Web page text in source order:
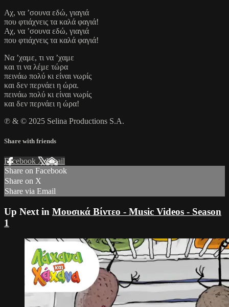
Αχ, να ’σουνα εδώ, γιαγιά
που φτιάχνεις τα καλά φαγιά!
Αχ, να ’σουνα εδώ, γιαγιά
που φτιάχνεις τα καλά φαγιά!
Να ’χαμε, τι να ’χαμε
και τι να λέμε τώρα
πεινάω πολύ κι είναι νωρίς
και δεν περνάει η ώρα.
πεινάω πολύ κι είναι νωρίς
και δεν περνάει η ώρα!
℗ & © 2025 Selina Productions S.A.
Share with friends
Facebook XEmail
Share on Facebook
Share on X
Share via Email
Up Next in Μουσικά Βίντεο - Music Videos - Season
1